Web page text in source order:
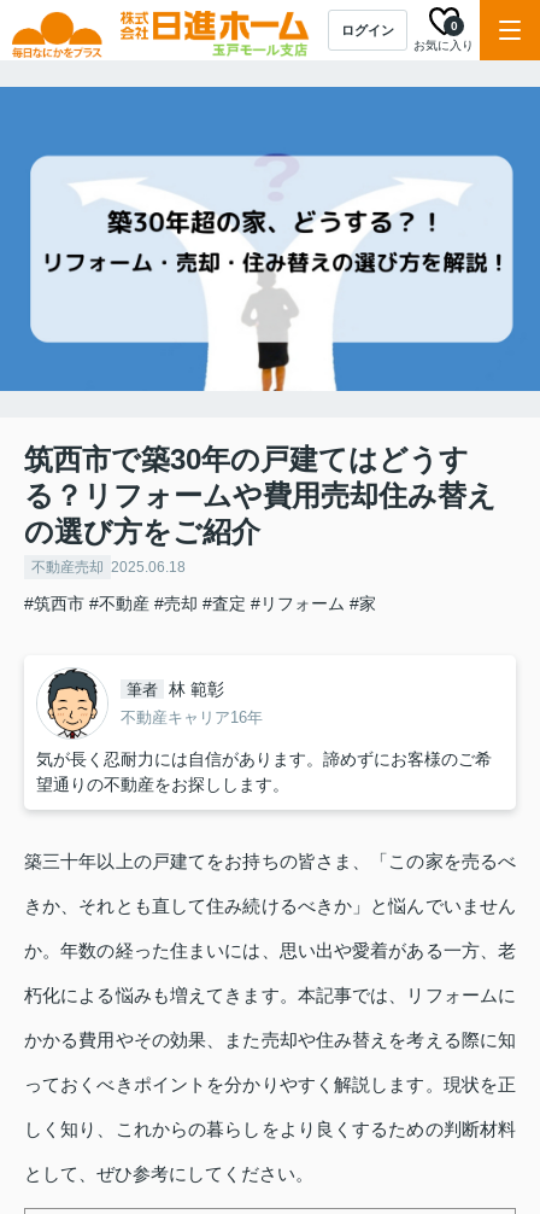
ログイン
お気に入り
0
筑西市で築30年の戸建てはどうす
る？リフォームや費用売却住み替え
の選び方をご紹介
不動産売却 2025.06.18
#筑西市 #不動産 #売却 #査定 #リフォーム #家
筆者 林 範彰
不動産キャリア16年
気が長く忍耐力には自信があります。諦めずにお客様のご希
望通りの不動産をお探しします。
築三十年以上の戸建てをお持ちの皆さま、「この家を売るべ
きか、それとも直して住み続けるべきか」と悩んでいません
か。年数の経った住まいには、思い出や愛着がある一方、老
朽化による悩みも増えてきます。本記事では、リフォームに
かかる費用やその効果、また売却や住み替えを考える際に知
っておくべきポイントを分かりやすく解説します。現状を正
しく知り、これからの暮らしをより良くするための判断材料
として、ぜひ参考にしてください。